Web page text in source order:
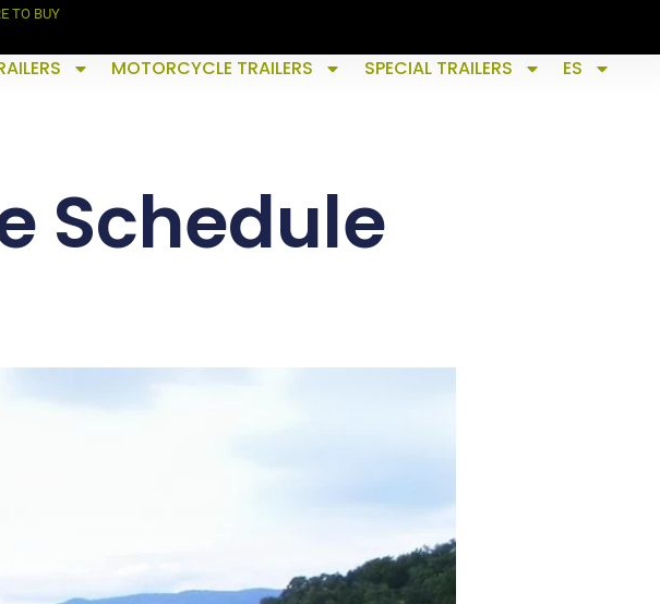
TO BUY
MOTORCYCLE TRAILERS SPECIAL TRAILERS ES
Schedule